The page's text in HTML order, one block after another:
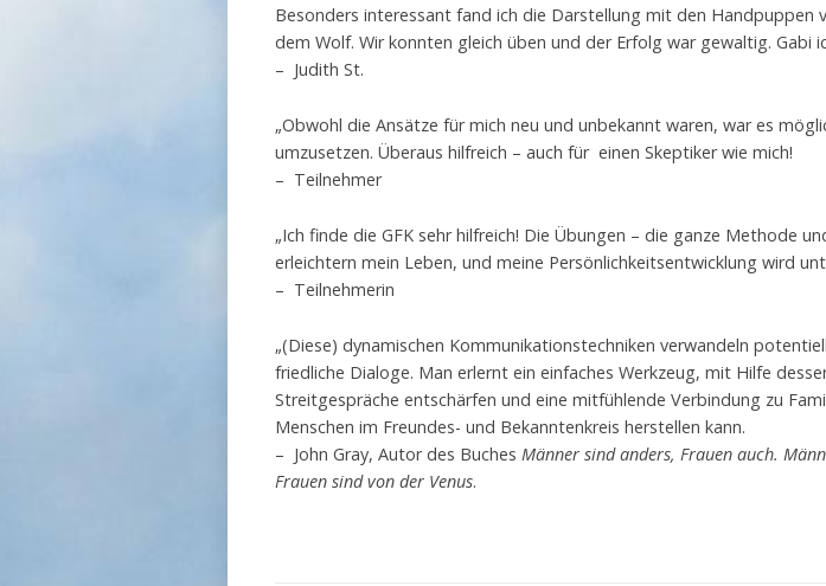
Besonders interessant fand ich die Darstellung mit den Handpuppen
dem Wolf. Wir konnten gleich üben und der Erfolg war gewaltig. Gabi
– Judith St.
„Obwohl die Ansätze für mich neu und unbekannt waren, war es
umzusetzen. Überaus hilfreich – auch für einen Skeptiker wie mich!
– Teilnehmer
„Ich finde die GFK sehr hilfreich! Die Übungen – die ganze Methode
erleichtern mein Leben, und meine Persönlichkeitsentwicklung wird
– Teilnehmerin
„(Diese) dynamischen Kommunikationstechniken verwandeln
friedliche Dialoge. Man erlernt ein einfaches Werkzeug, mit Hilfe
Streitgespräche entschärfen und eine mitfühlende Verbindung zu
Menschen im Freundes- und Bekanntenkreis herstellen kann.
– John Gray, Autor des Buches Männer sind anders, Frauen auch.
Frauen sind von der Venus.